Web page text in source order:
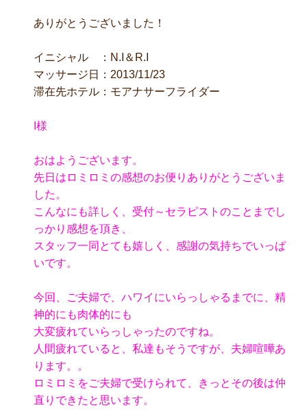
ありがとうございました！
イニシャル ：N.I＆R.I
マッサージ日：2013/11/23
滞在先ホテル：モアナサーフライダー
I様
おはようございます。
先日はロミロミの感想のお便りありがとうございま
した。
こんなにも詳しく、受付～セラピストのことまでし
っかり感想を頂き、
スタッフ一同とても嬉しく、感謝の気持ちでいっぱ
いです。
今回、ご夫婦で、ハワイにいらっしゃるまでに、精
神的にも肉体的にも
大変疲れていらっしゃったのですね。
人間疲れていると、私達もそうですが、夫婦喧嘩あ
ります。。
ロミロミをご夫婦で受けられて、きっとその後は仲
直りできたと思います。